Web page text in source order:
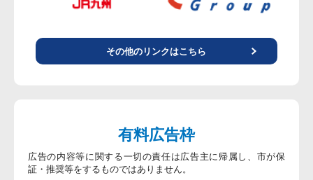
その他のリンクはこちら
有料広告枠
広告の内容等に関する一切の責任は広告主に帰属し、市が保
証・推奨等をするものではありません。